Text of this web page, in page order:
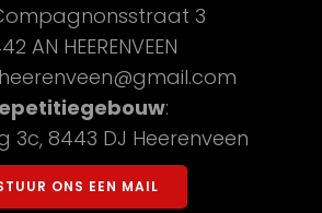
3
AN HEERENVEEN
:
3c, 8443 DJ Heerenveen
ONS EEN MAIL